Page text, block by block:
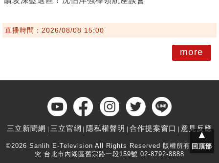
直播時間：2026/08/08 15:00
more
三立新聞網 三立官網 隱私權聲明 合作提案窗口 意見反應
©2026 Sanlih E-Television All Rights Reserved 版權所有 盜用必
究 台北市內湖區舊宗路一段159號 02-8792-8888
▲
回頂部